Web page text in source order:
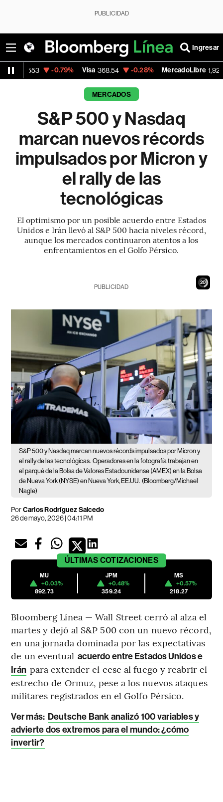
PUBLICIDAD
Ingresar
Visa 368.54 -0.28% MercadoLibre 1,924.95 +1.85%
MERCADOS
S&P 500 y Nasdaq
marcan nuevos récords
impulsados por Micron y
el rally de las
tecnológicas
El optimismo por un posible acuerdo entre Estados
Unidos e Irán llevó al S&P 500 hacia niveles récord,
aunque los mercados continuaron atentos a los
enfrentamientos en el Golfo Pérsico.
18
PUBLICIDAD
S&P 500 y Nasdaq marcan nuevos récords impulsados por Micron y
el rally de las tecnológicas. Operadores en la fotografía trabajan en
el parqué de la Bolsa de Valores Estadounidense (AMEX) en la Bolsa
de Nueva York (NYSE) en Nueva York, EE.UU. (Bloomberg/Michael
Nagle)
PorCarlos Rodríguez Salcedo
26 de mayo, 2026 | 04:11 PM
ÚLTIMAS COTIZACIONES
MU
+0.03%
892.73
JPM
+0.48%
359.24
MS
+0.57%
218.27
Bloomberg Línea — Wall Street cerró al alza el
martes y dejó al S&P 500 con un nuevo récord,
en una jornada dominada por las expectativas
de un eventual acuerdo entre Estados Unidos e
Irán para extender el cese al fuego y reabrir el
estrecho de Ormuz, pese a los nuevos ataques
militares registrados en el Golfo Pérsico.
Ver más: Deutsche Bank analizó 100 variables y
advierte dos extremos para el mundo: ¿cómo
invertir?